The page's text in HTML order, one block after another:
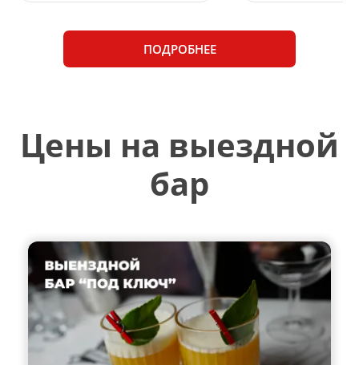
ПОДРОБНЕЕ
Цены на выездной
бар